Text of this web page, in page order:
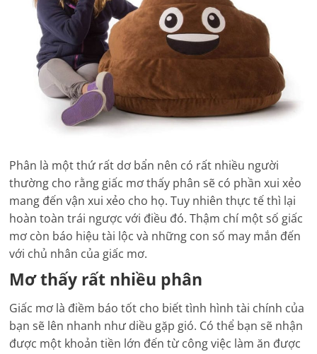
Phân là một thứ rất dơ bẩn nên có rất nhiều người
thường cho rằng giấc mơ thấy phân sẽ có phần xui xẻo
mang đến vận xui xẻo cho họ. Tuy nhiên thực tế thì lại
hoàn toàn trái ngược với điều đó. Thậm chí một số giấc
mơ còn báo hiệu tài lộc và những con số may mắn đến
với chủ nhân của giấc mơ.
Mơ thấy rất nhiều phân
Giấc mơ là điềm báo tốt cho biết tình hình tài chính của
bạn sẽ lên nhanh như diều gặp gió. Có thể bạn sẽ nhận
được một khoản tiền lớn đến từ công việc làm ăn được